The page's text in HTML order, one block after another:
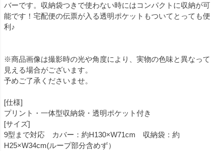
バーです。収納袋つきで使わない時にはコンパクトに収納が可
能です！宅配便の伝票が入る透明ポケットもついてとっても便
利♪
※商品画像は撮影時の光や角度により、実物の色味と異なって
見える場合がございます。
予めご了承くださいませ。
[仕様]
プリント・一体型収納袋・透明ポケット付き
[サイズ]
9型まで対応 カバー：約H130×W71cm 収納袋：約
H25×W34cm(ループ部分含めず）